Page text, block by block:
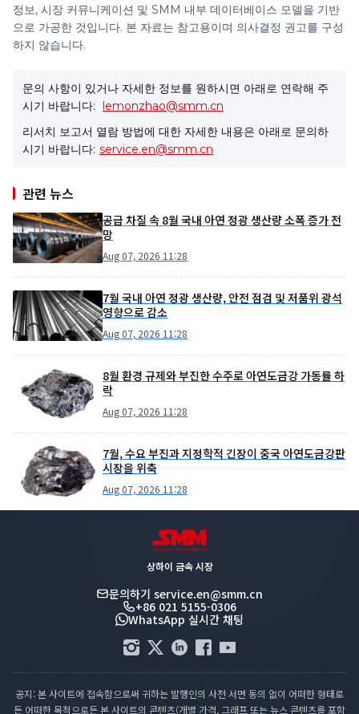
정보, 시장 커뮤니케이션 및 SMM 내부 데이터베이스 모델을 기반
으로 가공한 것입니다. 본 자료는 참고용이며 의사결정 권고를 구성
하지 않습니다.
문의 사항이 있거나 자세한 정보를 원하시면 아래로 연락해 주
시기 바랍니다: lemonzhao@smm.cn
리서치 보고서 열람 방법에 대한 자세한 내용은 아래로 문의하
시기 바랍니다: service.en@smm.cn
관련 뉴스
공급 차질 속 8월 국내 아연 정광 생산량 소폭 증가 전
망
Aug 07, 2026 11:28
7월 국내 아연 정광 생산량, 안전 점검 및 저품위 광석
영향으로 감소
Aug 07, 2026 11:28
8월 환경 규제와 부진한 수주로 아연도금강 가동률 하
락
Aug 07, 2026 11:28
7월, 수요 부진과 지정학적 긴장이 중국 아연도금강판
시장을 위축
Aug 07, 2026 11:28
상하이 금속 시장
문의하기 service.en@smm.cn
+86 021 5155-0306
WhatsApp 실시간 채팅
공지: 본 사이트에 접속함으로써 귀하는 발행인의 사전 서면 동의 없이 어떠한 형태로
든 어떠한 목적으로든 본 사이트의 콘텐츠(개별 가격, 그래프 또는 뉴스 콘텐츠를 포함